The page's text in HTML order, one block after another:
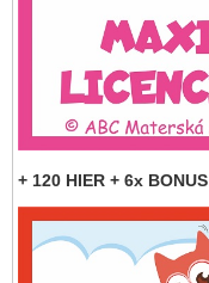
+ 120 HIER + 6x BONUS